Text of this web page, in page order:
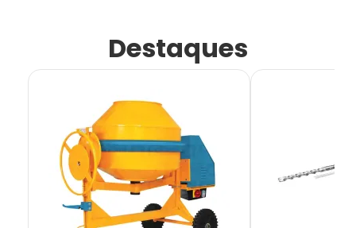
Destaques